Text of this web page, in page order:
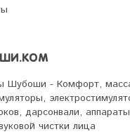
Шубоши - Комфорт,
дарсонвали,
чистки лица